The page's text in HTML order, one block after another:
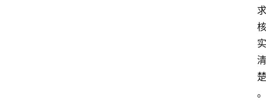
求
核
实
清
楚
。